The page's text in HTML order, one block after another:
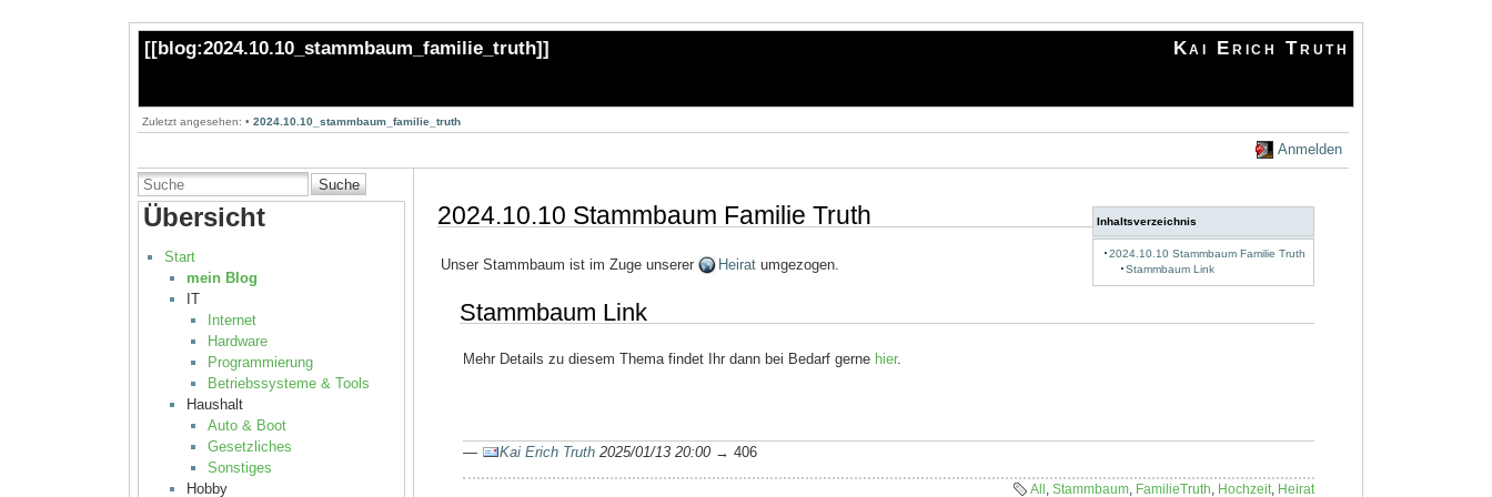
[[blog:2024.10.10_stammbaum_familie_truth]] Kai Erich Truth
Zuletzt angesehen: • 2024.10.10_stammbaum_familie_truth
Anmelden
Suche
Übersicht
Start
mein Blog
IT
Internet
Hardware
Programmierung
Betriebssysteme & Tools
Haushalt
Auto & Boot
Gesetzliches
Sonstiges
Hobby
Inhaltsverzeichnis
2024.10.10 Stammbaum Familie Truth
Stammbaum Link
2024.10.10 Stammbaum Familie Truth
Unser Stammbaum ist im Zuge unserer Heirat umgezogen.
Stammbaum Link
Mehr Details zu diesem Thema findet Ihr dann bei Bedarf gerne hier.
— Kai Erich Truth 2025/01/13 20:00 → 406
All Stammbaum, FamilieTruth Hochzeit, Heirat